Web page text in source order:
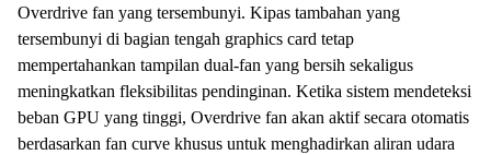
Overdrive fan yang tersembunyi. Kipas tambahan yang
tersembunyi di bagian tengah graphics card tetap
mempertahankan tampilan dual-fan yang bersih sekaligus
meningkatkan fleksibilitas pendinginan. Ketika sistem mendeteksi
beban GPU yang tinggi, Overdrive fan akan aktif secara otomatis
berdasarkan fan curve khusus untuk menghadirkan aliran udara